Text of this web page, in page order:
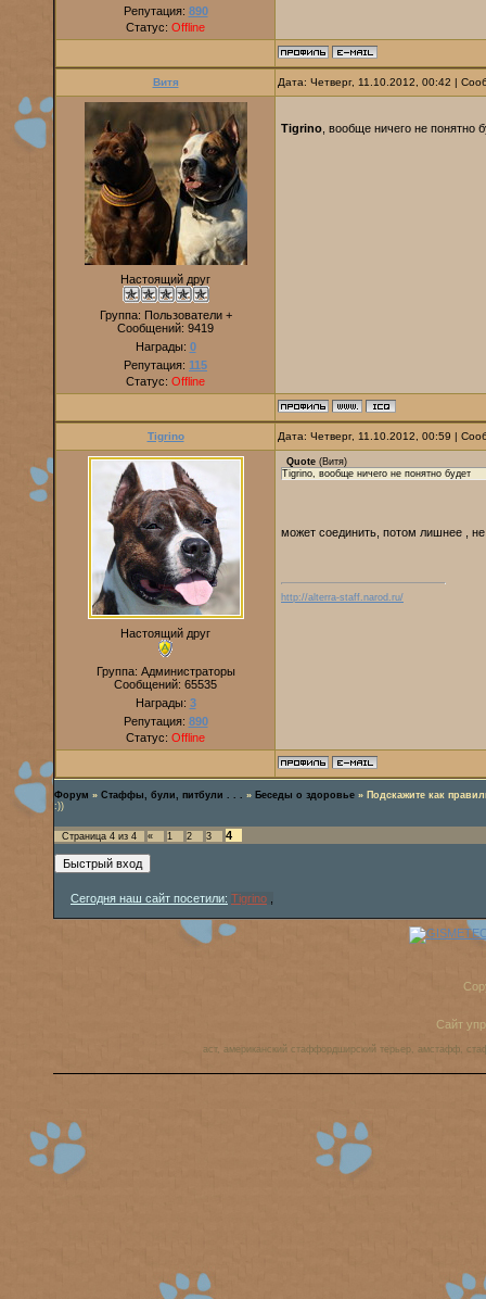
Репутация: 890
Статус: Offline
Витя Дата: Четверг, 11.10.2012, 00:42 |
Настоящий друг
Группа: Пользователи +
Сообщений: 9419
Награды: 0
Репутация: 115
Статус: Offline
Tigrino , вообще ничего не понятно
Tigrino Дата: Четверг, 11.10.2012, 00:59 |
Настоящий друг
Группа: Администраторы
Сообщений: 65535
Награды: 3
Репутация: 890
Статус: Offline
Quote (Витя)
Tigrino, вообще ничего не понятно будет
может соединить, потом лишнее ,
http://alterra-staff.narod.ru/
Форум » Стаффы, були, питбули . . . » Беседы о здоровье » Подскажите как
:))
Страница 4 из 4 « 1 2 3 4
Сегодня наш сайт посетили: Tigrino
Сайт
аст, американский стаффордширский терьер, амстафф,